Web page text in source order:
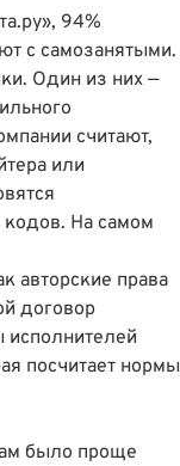
, 94%
с самозанятыми.
Один из них —
считают,
или
кодов. На самом
авторские права
договор
исполнителей
посчитает нормы
было проще